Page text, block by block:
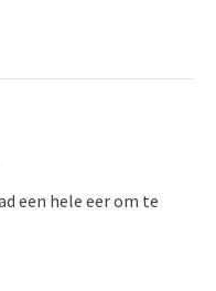
een hele eer om te